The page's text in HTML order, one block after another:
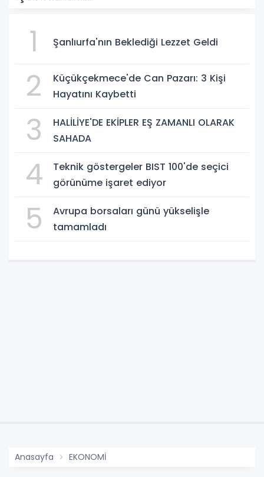
1 Şanlıurfa'nın Beklediği Lezzet Geldi
2
Küçükçekmece'de Can Pazarı: 3 Kişi
Hayatını Kaybetti
3
HALİLİYE'DE EKİPLER EŞ ZAMANLI OLARAK
SAHADA
4
Teknik göstergeler BIST 100'de seçici
görünüme işaret ediyor
5
Avrupa borsaları günü yükselişle
tamamladı
Anasayfa EKONOMİ